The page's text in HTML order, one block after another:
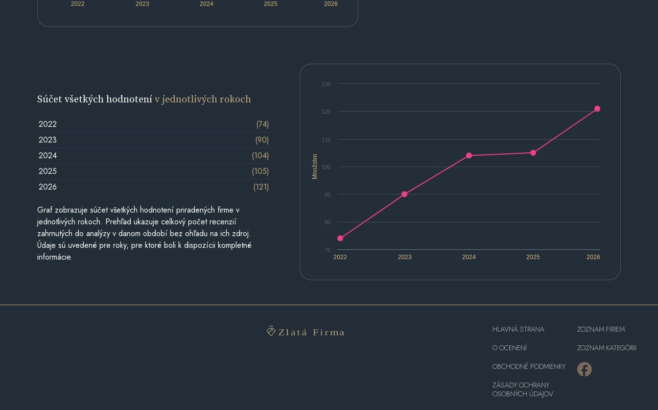
2022 2023 2024 2025 2026
Množstvo
2022 2023 2024 2025 2026
70
80
90
100
110
120
130
Súčet všetkých hodnotenív jednotlivých rokoch
2022
(74)
2023
(90)
2024
(104)
2025
(105)
2026
(121)
Graf zobrazuje súčet všetkých hodnotení priradených firme v
jednotlivých rokoch. Prehľad ukazuje celkový počet recenzií
zahrnutých do analýzy v danom období bez ohľadu na ich zdroj.
Údaje sú uvedené pre roky, pre ktoré boli k dispozícii kompletné
informácie.
HLAVNÁ STRANA
O OCENENÍ
OBCHODNÉ PODMIENKY
ZÁSADY OCHRANY
OSOBNÝCH ÚDAJOV
ZOZNAM FIRIEM
ZOZNAM KATEGÓRII